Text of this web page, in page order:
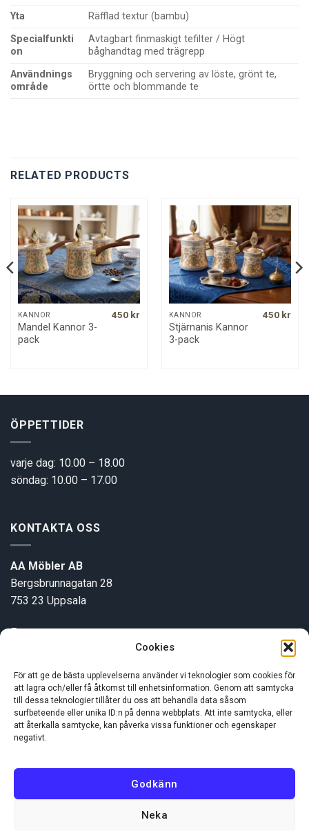
Cookies
För att ge de bästa upplevelserna använder vi teknologier som cookies för
att lagra och/eller få åtkomst till enhetsinformation. Genom att samtycka
till dessa teknologier tillåter du oss att behandla data såsom
surfbeteende eller unika ID:n på denna webbplats. Att inte samtycka, eller
att återkalla samtycke, kan påverka vissa funktioner och egenskaper
negativt.
Godkänn
Neka
Yta
Räfflad textur (bambu)
Specialfunkti
on
Avtagbart finmaskigt tefilter / Högt
båghandtag med trägrepp
Användnings
område
Bryggning och servering av löste, grönt te,
örtte och blommande te
RELATED PRODUCTS
KANNOR
Mandel Kannor 3-
pack
450 kr KANNOR
Stjärnanis Kannor
3-pack
450 kr
ÖPPETTIDER
varje dag: 10.00 – 18.00
söndag: 10.00 – 17.00
KONTAKTA OSS
AA Möbler AB
Bergsbrunnagatan 28
753 23 Uppsala
E-post:
INFORMATION
Om oss
Visa